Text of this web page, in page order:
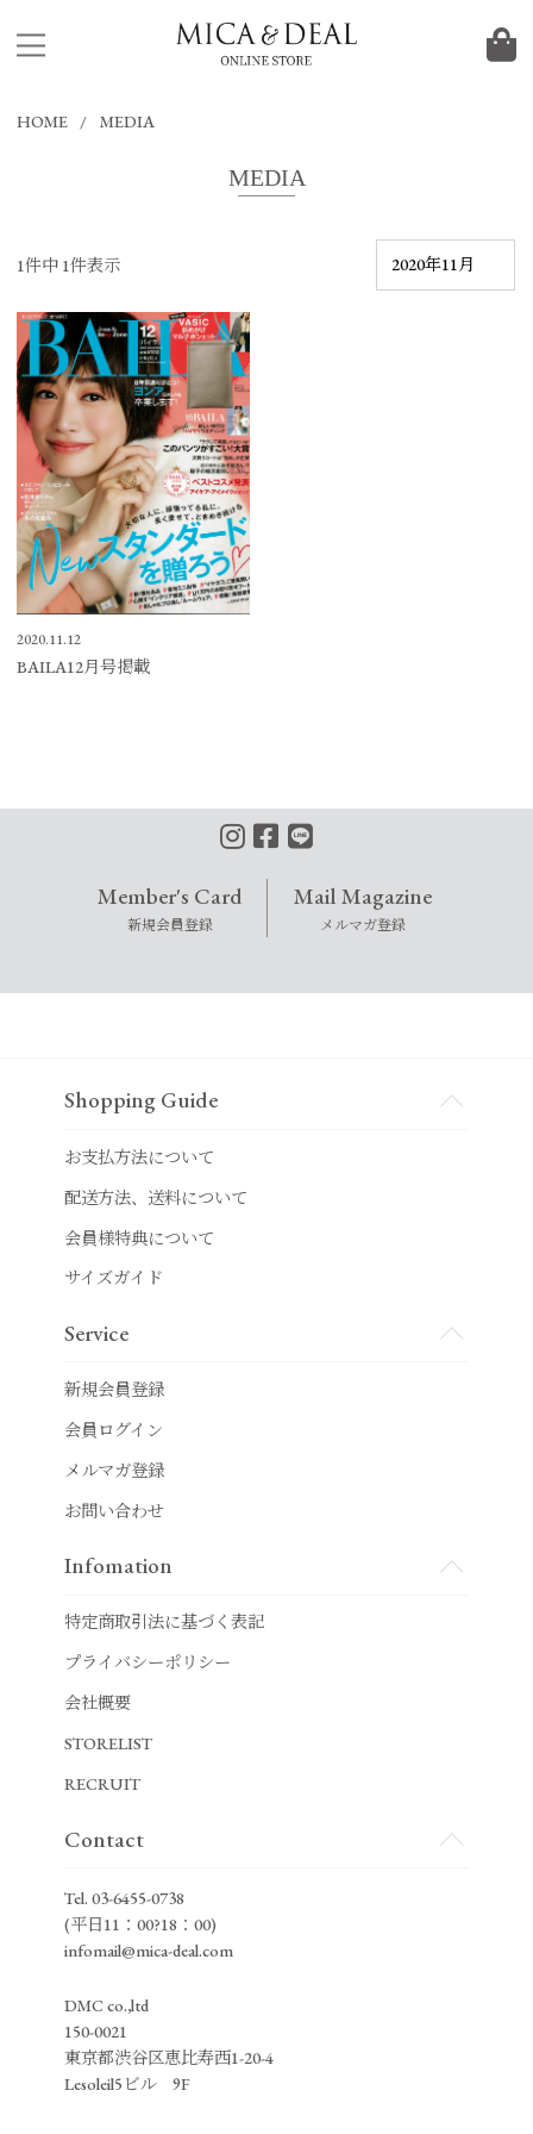
HOME MEDIA
MEDIA
1件中 1件表示
2020.11.12
BAILA12月号掲載
Member's Card
新規会員登録
Mail Magazine
メルマガ登録
Shopping Guide
お支払方法について
配送方法、送料について
会員様特典について
サイズガイド
Service
新規会員登録
会員ログイン
メルマガ登録
お問い合わせ
Infomation
特定商取引法に基づく表記
プライバシーポリシー
会社概要
STORELIST
RECRUIT
Contact
Tel. 03-6455-0738
(平日11：00?18：00)
infomail@mica-deal.com
DMC co.,ltd
150-0021
東京都渋谷区恵比寿西1-20-4
Lesoleil5ビル 9F